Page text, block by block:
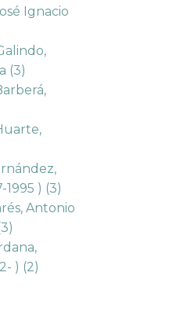
Ignacio
(3)
1995 ) (3)
Antonio
) (2)